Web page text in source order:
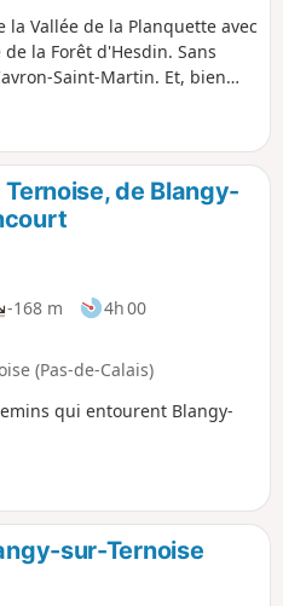
Vallée de la Planquette avec
la Forêt d'Hesdin. Sans
Saint-Martin. Et, bien
Quand je suis passé
étaient excellents mais
dégrader et la balade
de l'appli facilite
!
de Blangy-
-168 m
4h 00
(Pas-de-Calais)
qui entourent Blangy-
sur-Ternoise